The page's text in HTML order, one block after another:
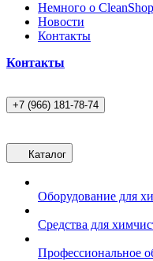
Немного о
Новости
Контакты
Контакты
+7 (966) 181-78-74
Каталог
Оборудование для
Средства для
Профессиональное